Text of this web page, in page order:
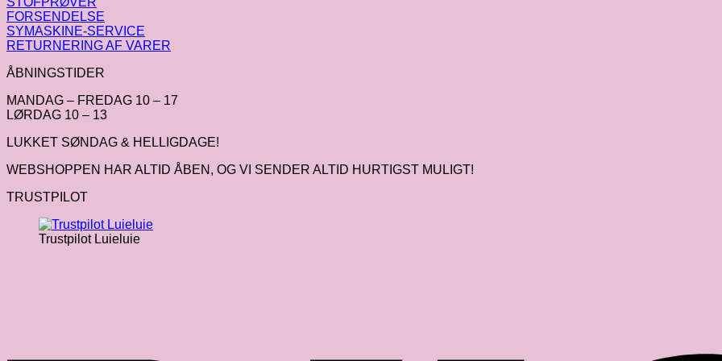
FORSENDELSE
SYMASKINE-SERVICE
RETURNERING AF VARER
ÅBNINGSTIDER
MANDAG – FREDAG 10 – 17
LØRDAG 10 – 13
LUKKET SØNDAG & HELLIGDAGE!
WEBSHOPPEN HAR ALTID ÅBEN, OG VI SENDER ALTID HURTIGST MULIGT!
TRUSTPILOT
Trustpilot Luieluie